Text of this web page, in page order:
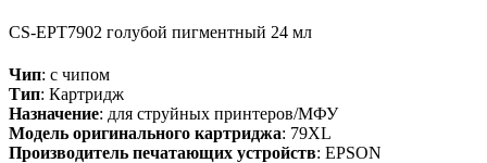
CS-EPT7902 голубой пигментный 24 мл
Чип: с чипом
Тип: Картридж
Назначение: для струйных принтеров/МФУ
Модель оригинального картриджа: 79XL
Производитель печатающих устройств: EPSON